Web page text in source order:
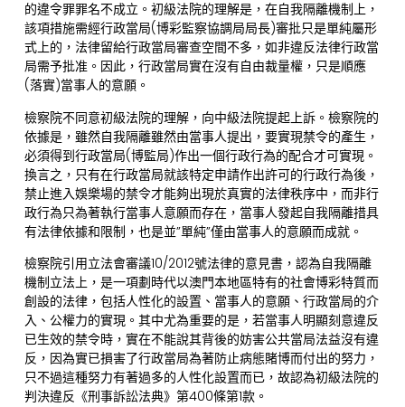
的違令罪罪名不成立。初級法院的理解是，在自我隔離機制上，
該項措施需經行政當局(博彩監察協調局局長)審批只是單純屬形
式上的，法律留給行政當局審查空間不多，如非違反法律行政當
局需予批准。因此，行政當局實在沒有自由裁量權，只是順應
(落實)當事人的意願。
檢察院不同意初級法院的理解，向中級法院提起上訴。檢察院的
依據是，雖然自我隔離雖然由當事人提出，要實現禁令的產生，
必須得到行政當局(博監局)作出一個行政行為的配合才可實現。
換言之，只有在行政當局就該特定申請作出許可的行政行為後，
禁止進入娛樂場的禁令才能夠出現於真實的法律秩序中，而非行
政行為只為著執行當事人意願而存在，當事人發起自我隔離措具
有法律依據和限制，也是並”單純”僅由當事人的意願而成就。
檢察院引用立法會審議10/2012號法律的意見書，認為自我隔離
機制立法上，是一項劃時代以澳門本地區特有的社會博彩特質而
創設的法律，包括人性化的設置、當事人的意願、行政當局的介
入、公權力的實現。其中尤為重要的是，若當事人明顯刻意違反
已生效的禁令時，實在不能說其背後的妨害公共當局法益沒有違
反，因為實已損害了行政當局為著防止病態賭博而付出的努力，
只不過這種努力有著過多的人性化設置而已，故認為初級法院的
判決違反《刑事訴訟法典》第400條第1款。